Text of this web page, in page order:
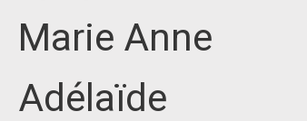
Marie Anne
Adélaïde